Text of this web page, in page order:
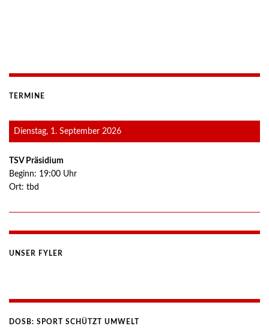
TERMINE
Dienstag, 1. September 2026
TSV Präsidium
Beginn: 19:00 Uhr
Ort: tbd
UNSER FYLER
DOSB: SPORT SCHÜTZT UMWELT